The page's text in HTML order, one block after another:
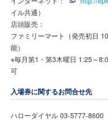
イル共通）
店頭販売：
ファミリーマート（発売初日
能）
※毎月第1・第3木曜日 1:25～
可
入場券に関するお問合せ先
ハローダイヤル 03-5777-8600